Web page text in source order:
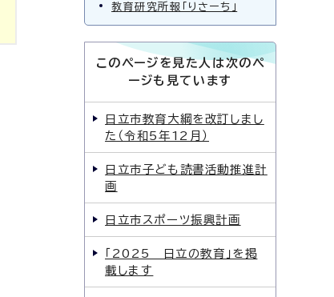
教育研究所報「りさーち」
このページを見た人は次のペ
ージも見ています
日立市教育大綱を改訂しまし
た（令和5年12月）
日立市子ども読書活動推進計
画
日立市スポーツ振興計画
「2025 日立の教育」を掲
載します